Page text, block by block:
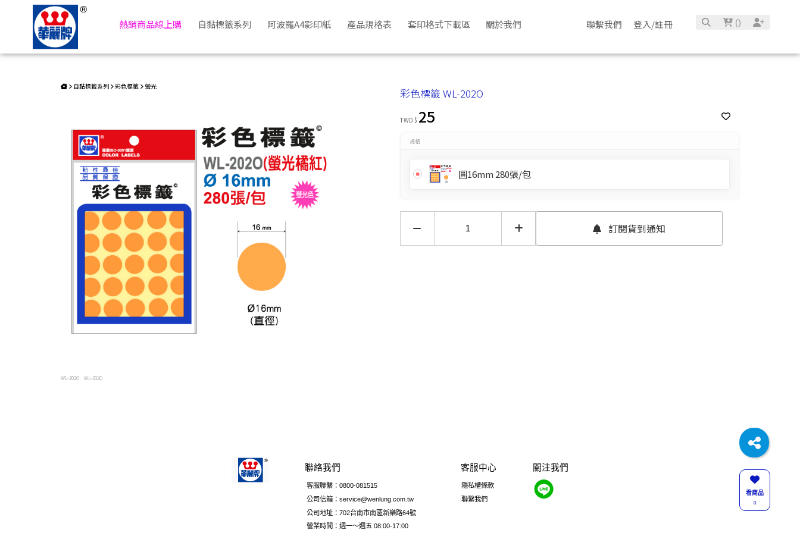
彩色標籤 WL-202O | 華麗牌自粘標籤
聯繫我們 登入/註冊 ()
熱銷商品線上購 自黏標籤系列 阿波羅A4影印紙 產品規格表 套印格式下載區 關於我們
自黏標籤系列 彩色標籤 螢光
WL-202O WL-202O
彩色標籤 WL-202O
TWD $ 25
規格
圓16mm 280張/包
訂閱貨到通知
聯絡我們
客服聯繫：0800-081515
公司信箱：service@wenlung.com.tw
公司地址：702台南市南區新樂路64號
營業時間：週一～週五 08:00-17:00
客服中心
隱私權條款
聯繫我們
關注我們
看商品
0